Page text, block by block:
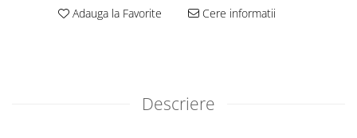
Adauga la Favorite Cere informatii
Descriere